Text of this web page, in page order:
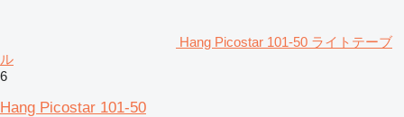
Hang Picostar 101-50 ライトテーブ
ル
6
Hang Picostar 101-50